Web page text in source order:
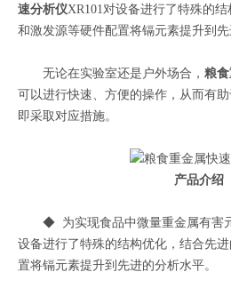
速分析仪XR101对设备进行了特殊的
和激发源等硬件配置将镉元素提升到先
无论在实验室还是户外场合， 粮
可以进行快速、方便的操作，从而有
即采取对应措施。
产品介绍
◆ 为实现食品中微量重金属有害元
设备进行了特殊的结构优化，结合先
置将镉元素提升到先进的分析水平。